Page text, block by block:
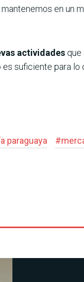
en un
actividades que
suficiente para lo
paraguaya #